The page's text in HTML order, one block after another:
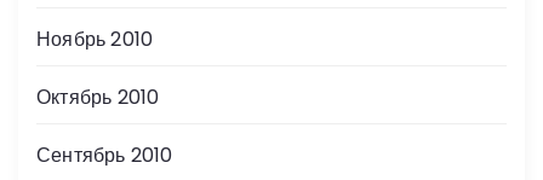
Ноябрь 2010
Октябрь 2010
Сентябрь 2010